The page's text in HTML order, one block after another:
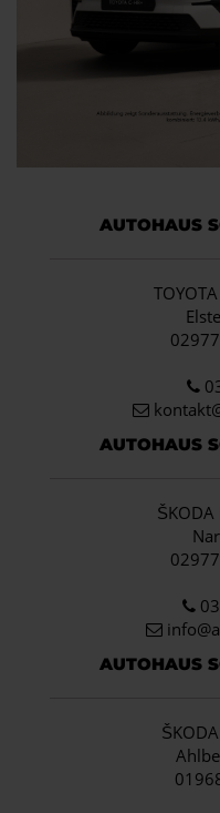
AUTOHAUS
AUTOHAUS
ŠKODA
info
AUTOHAUS
ŠKODA